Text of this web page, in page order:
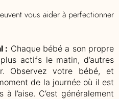
vous aider à perfectionner
: Chaque bébé a son propre
actifs le matin, d’autres
Observez votre bébé, et
de la journée où il est
l’aise. C’est généralement